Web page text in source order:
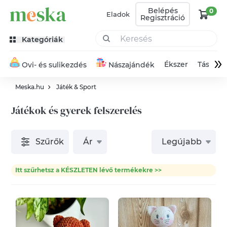
Eladok Belépés
Regisztráció
0
Kategóriák
Ovi- és sulikezdés Nászajándék Ékszer Táska»
Meska.hu Játék & Sport
Játékok és gyerek felszerelés
Szűrők Ár Legújabb
Itt szűrhetsz a KÉSZLETEN lévő termékekre >>